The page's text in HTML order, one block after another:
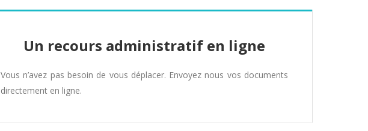
Un recours administratif en ligne
Vous n’avez pas besoin de vous déplacer. Envoyez nous vos documents
directement en ligne.